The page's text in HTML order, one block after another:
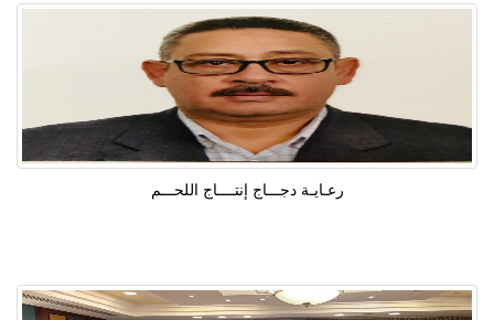
رعـايـة دجـــاج إنتــــاج اللحـــم